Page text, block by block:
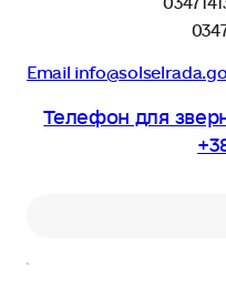
Email
Телефон для